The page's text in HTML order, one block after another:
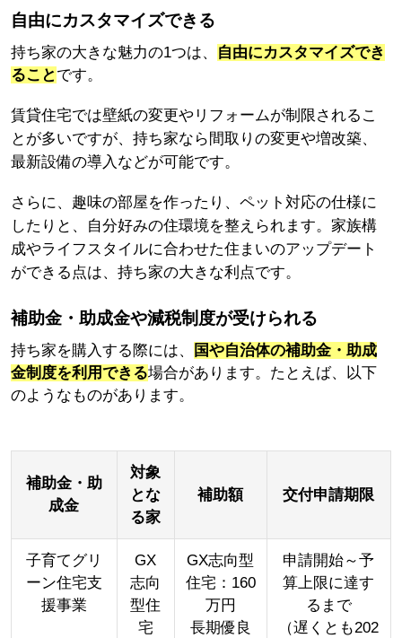
自由にカスタマイズできる
持ち家の大きな魅力の1つは、
自由にカスタマイズでき
ることです。
賃貸住宅では壁紙の変更やリフォームが制限されるこ
とが多いですが、持ち家なら間取りの変更や増改築、
最新設備の導入などが可能です。
さらに、趣味の部屋を作ったり、ペット対応の仕様に
したりと、自分好みの住環境を整えられます。家族構
成やライフスタイルに合わせた住まいのアップデート
ができる点は、持ち家の大きな利点です。
補助金・助成金や減税制度が受けられる
持ち家を購入する際には、
国や自治体の補助金・助成
金制度を利用できる場合があります。たとえば、以下
のようなものがあります。
補助金・助
成金
対象
とな
る家
補助額 交付申請期限
子育てグリ
ーン住宅支
援事業
GX
志向
型住
宅
GX志向型
住宅：160
万円
長期優良
申請開始～予
算上限に達す
るまで
（遅くとも202